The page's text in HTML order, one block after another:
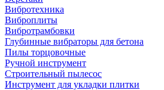
Вибротехника
Виброплиты
Вибротрамбовки
Глубинные вибраторы для бетона
Пилы торцовочные
Ручной инструмент
Строительный пылесос
Инструмент для укладки плитки